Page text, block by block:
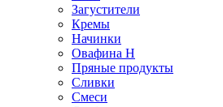
Загустители
Кремы
Начинки
Овафина Н
Пряные продукты
Сливки
Смеси